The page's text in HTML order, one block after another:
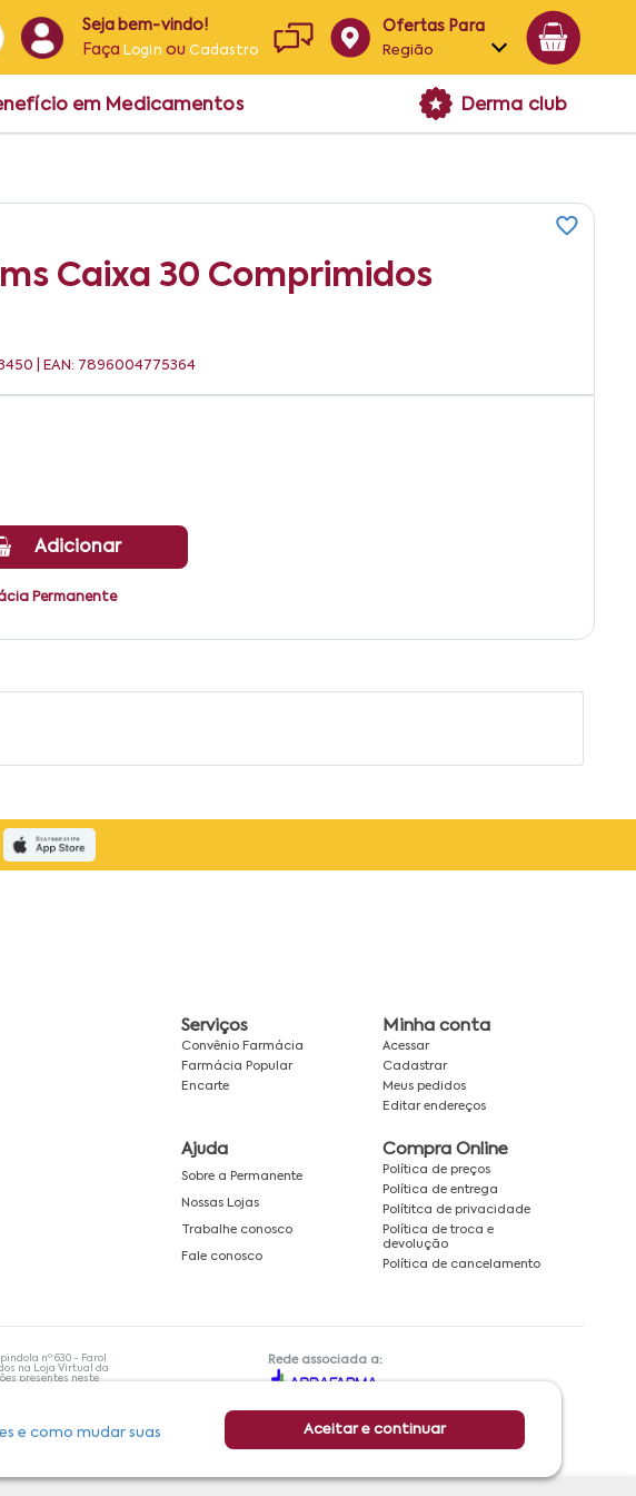
Seja bem-vindo!
Faça Login ouCadastro
Ofertas Para
Região
Alagoas
em Medicamentos Derma club
Caixa 30 Comprimidos
| EAN: 7896004775364
Adicionar
Permanente
e como mudar suas
Aceitar e continuar
Serviços
Convênio Farmácia
Farmácia Popular
Encarte
Minha conta
Acessar
Cadastrar
Meus pedidos
Editar endereços
Ajuda
Sobre a Permanente
Nossas Lojas
Trabalhe conosco
Fale conosco
Compra Online
Política de preços
Política de entrega
Polítitca de privacidade
Política de troca e
devolução
Política de cancelamento
nº 630 - Farol
na Loja Virtual da
presentes neste
para
com as
compromissos da
Rede associada a: